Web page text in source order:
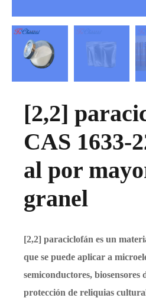
[2,2]
CAS 1633-
al por
granel
[2,2] paraciclofán es un
que se puede aplicar a
semiconductores, biosensores
protección de reliquias